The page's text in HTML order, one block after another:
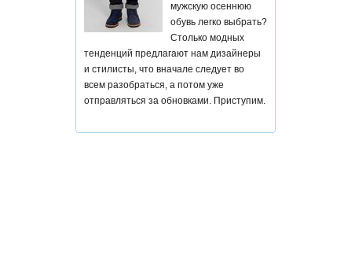
мужскую осеннюю
обувь легко выбрать?
Столько модных
тенденций предлагают нам дизайнеры
и стилисты, что вначале следует во
всем разобраться, а потом уже
отправляться за обновками. Приступим.